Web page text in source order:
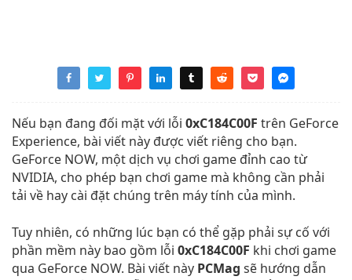
Nếu bạn đang đối mặt với lỗi 0xC184C00F trên GeForce
Experience, bài viết này được viết riêng cho bạn.
GeForce NOW, một dịch vụ chơi game đỉnh cao từ
NVIDIA, cho phép bạn chơi game mà không cần phải
tải về hay cài đặt chúng trên máy tính của mình.
Tuy nhiên, có những lúc bạn có thể gặp phải sự cố với
phần mềm này bao gồm lỗi 0xC184C00F khi chơi game
qua GeForce NOW. Bài viết này PCMag sẽ hướng dẫn